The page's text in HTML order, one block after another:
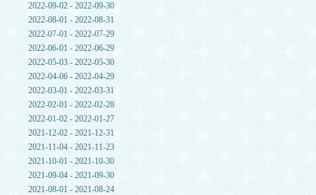
2022-09-02 - 2022-09-30
2022-08-01 - 2022-08-31
2022-07-01 - 2022-07-29
2022-06-01 - 2022-06-29
2022-05-03 - 2022-05-30
2022-04-06 - 2022-04-29
2022-03-01 - 2022-03-31
2022-02-01 - 2022-02-28
2022-01-02 - 2022-01-27
2021-12-02 - 2021-12-31
2021-11-04 - 2021-11-23
2021-10-01 - 2021-10-30
2021-09-04 - 2021-09-30
2021-08-01 - 2021-08-24